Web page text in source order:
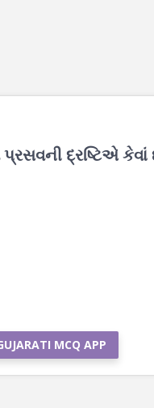
દ્રષ્ટિએ કેવાં
MCQ APP